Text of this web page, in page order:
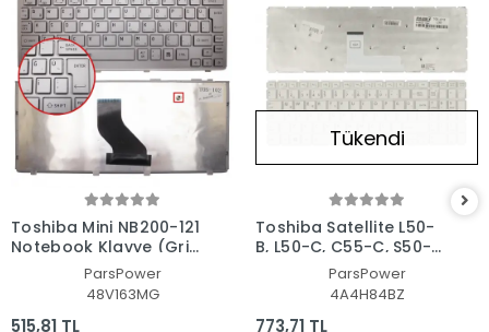
Toshiba Mini NB200-121
Notebook Klavye (Gri
ParsPower
48V163MG
515,81 TL
Tükendi
Toshiba Satellite L50-
B, L50-C, C55-C, S50-B,
C70-C, L70-C Serisi
Uyumlu Notebook
Klavye Işıklı (Beyaz TR)
ParsPower
4A4H84BZ
773,71 TL